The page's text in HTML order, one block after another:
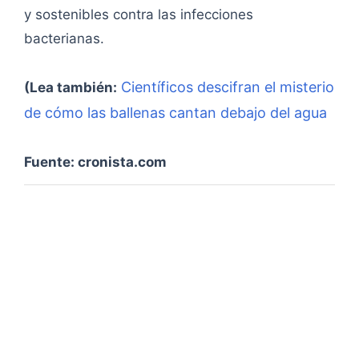
y sostenibles contra las infecciones
bacterianas.
(Lea también: Científicos descifran el misterio
de cómo las ballenas cantan debajo del agua
Fuente: cronista.com